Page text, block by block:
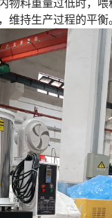
物料重量过低时，
维持生产过程的平